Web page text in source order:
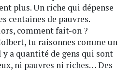
plus. Un riche qui dépense
centaines de pauvres.
comment fait-on ?
tu raisonnes comme un
a quantité de gens qui sont
ni pauvres ni riches… Des